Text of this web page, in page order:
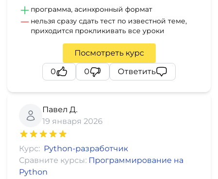
программа, асинхронный формат
нельзя сразу сдать тест по известной теме,
приходится прокликивать все уроки
Посмотреть курс
0
0 Ответить
Павел Д.
19 января 2026
Курс: Python-разработчик
Сравните курсы: Программирование на
Python